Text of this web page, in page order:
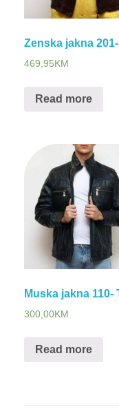
Zenska jakna
469,95 KM
Read more
Muska jakna 110-
300,00KM
Read more